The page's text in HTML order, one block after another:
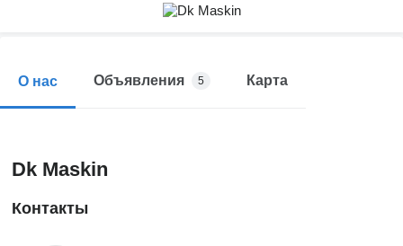
О нас Объявления 5 Карта
Dk Maskin
Контакты